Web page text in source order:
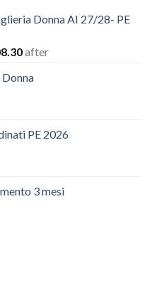
Donna AI 27/28- PE
Il
attuale
after
PE 2026
3 mesi